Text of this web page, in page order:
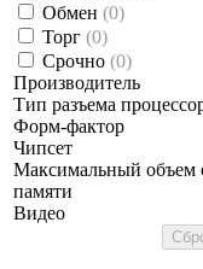
Обмен (0)
Торг (0)
Срочно (0)
Производитель
Тип разъема
Форм-фактор
Чипсет
Maксимальный объем
памяти
Видео